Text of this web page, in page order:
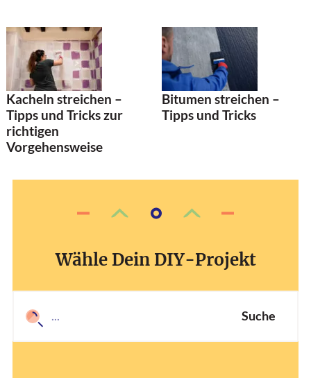
Kacheln streichen –
Tipps und Tricks zur
richtigen
Vorgehensweise
Bitumen streichen –
Tipps und Tricks
Wähle Dein DIY-Projekt
Suche